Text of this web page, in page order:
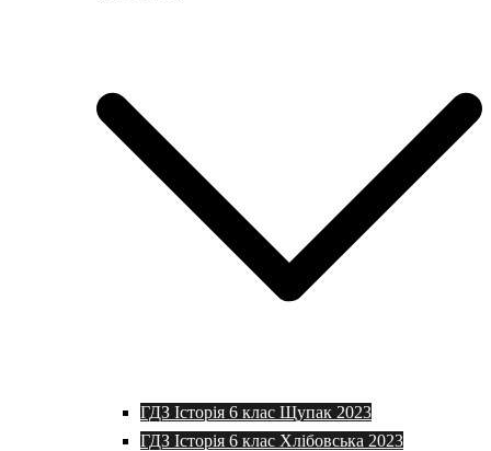
ГДЗ Історія 6 клас Щупак 2023
ГДЗ Історія 6 клас Хлібовська 2023